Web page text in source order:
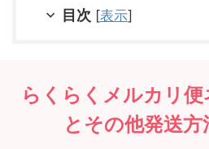
目次 [表示]
らくらくメルカリ
とその他発送